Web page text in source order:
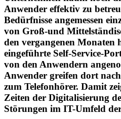
Anwender effektiv zu
Bedürfnisse angemessen
von Groß-und
den vergangenen Monaten
eingeführte Self-Service-
von den Anwendern
Anwender greifen dort
zum Telefonhörer. Damit
Zeiten der Digitalisierung
Störungen im IT-Umfeld